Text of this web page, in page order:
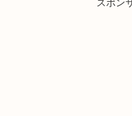
スポン